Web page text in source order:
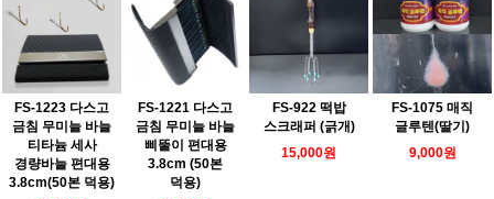
FS-1223 다스고
금침 무미늘 바늘
티타늄 세사
경량바늘 편대용
3.8cm(50본 덕용)
FS-1221 다스고
금침 무미늘 바늘
삐뚤이 편대용
3.8cm (50본
덕용)
FS-922 떡밥
스크래퍼 (긁개)
15,000원
FS-1075 매직
글루텐(딸기)
9,000원